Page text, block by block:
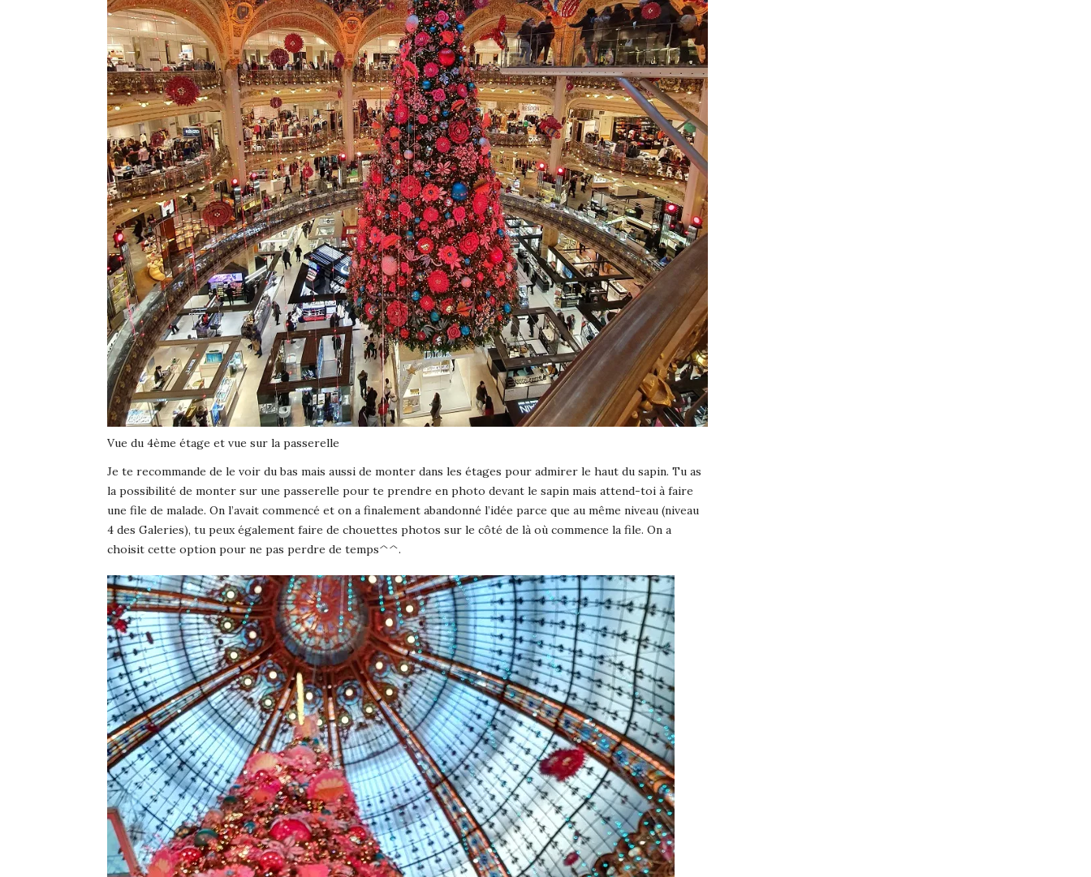
Vue du 4ème étage et vue sur la passerelle
Je te recommande de le voir du bas mais aussi de monter dans les étages pour admirer le haut du sapin. Tu as
la possibilité de monter sur une passerelle pour te prendre en photo devant le sapin mais attend-toi à faire
une file de malade. On l’avait commencé et on a finalement abandonné l’idée parce que au même niveau (niveau
4 des Galeries), tu peux également faire de chouettes photos sur le côté de là où commence la file. On a
choisit cette option pour ne pas perdre de temps^^.